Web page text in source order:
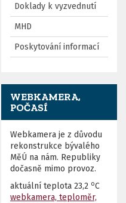
Doklady k vyzvednutí
MHD
Poskytování informací
WEBKAMERA,
POČASÍ
Webkamera je z důvodu
rekonstrukce bývalého
MěÚ na nám. Republiky
dočasně mimo provoz.
aktuální teplota 23,2 oC
webkamera, teploměr,